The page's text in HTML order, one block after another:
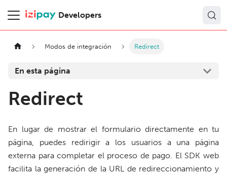
Developers
Modos de integración Redirect
En esta página
Redirect
En lugar de mostrar el formulario directamente en tu
página, puedes redirigir a los usuarios a una página
externa para completar el proceso de pago. El SDK web
facilita la generación de la URL de redireccionamiento y